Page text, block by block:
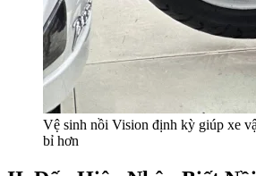
Vệ sinh nồi Vision định kỳ giúp xe
bỉ hơn